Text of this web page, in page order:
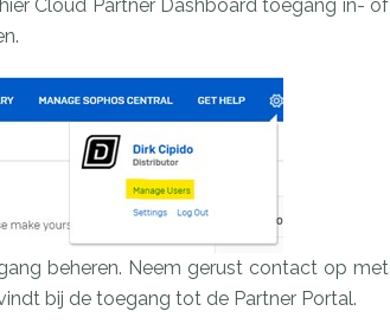
Cloud Partner Dashboard toegang in- of
beheren. Neem gerust contact op met
bij de toegang tot de Partner Portal.